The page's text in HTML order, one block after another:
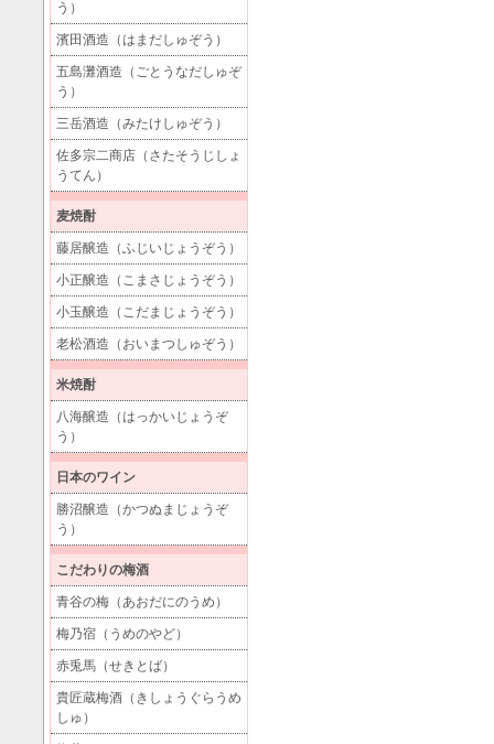
う）
濱田酒造（はまだしゅぞう）
五島灘酒造（ごとうなだしゅぞ
う）
三岳酒造（みたけしゅぞう）
佐多宗二商店（さたそうじしょ
うてん）
麦焼酎
藤居醸造（ふじいじょうぞう）
小正醸造（こまさじょうぞう）
小玉醸造（こだまじょうぞう）
老松酒造（おいまつしゅぞう）
米焼酎
八海醸造（はっかいじょうぞ
う）
日本のワイン
勝沼醸造（かつぬまじょうぞ
う）
こだわりの梅酒
青谷の梅（あおだにのうめ）
梅乃宿（うめのやど）
赤兎馬（せきとば）
貴匠蔵梅酒（きしょうぐらうめ
しゅ）